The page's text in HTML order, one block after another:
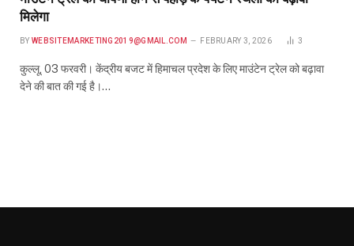
मिलेगा
BY WEBSITEMARKETING2019@GMAIL.COM FEBRUARY 3, 2026 3
कुल्लू, 03 फरवरी। केंद्रीय बजट में हिमाचल प्रदेश के लिए माउंटेन ट्रेल को बढ़ावा
देने की बात की गई है।…